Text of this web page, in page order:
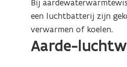
Bij
een luchtbatterij zijn
verwarmen of koelen.
Aarde-